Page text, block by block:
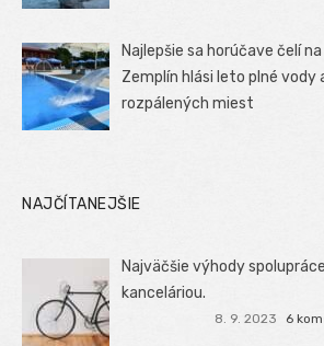
Najlepšie sa horúčave čelí
Zemplín hlási leto plné vody
rozpálených miest
NAJČÍTANEJŠIE
Najväčšie výhody
kanceláriou.
8. 9. 2023 6